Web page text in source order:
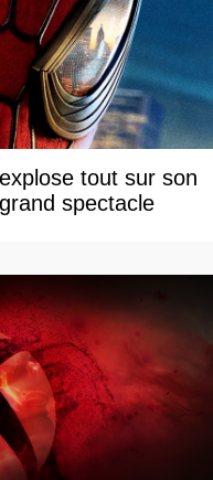
tout sur son
spectacle